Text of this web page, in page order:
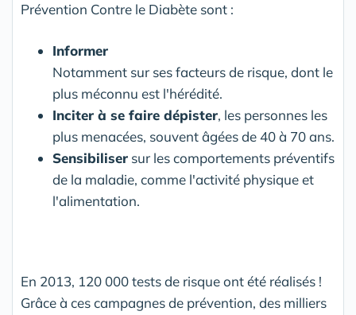
Prévention Contre le Diabète sont :
Informer
Notamment sur ses facteurs de risque, dont le
plus méconnu est l'hérédité.
Inciter à se faire dépister, les personnes les
plus menacées, souvent âgées de 40 à 70 ans.
Sensibiliser sur les comportements préventifs
de la maladie, comme l'activité physique et
l'alimentation.
En 2013, 120 000 tests de risque ont été réalisés !
Grâce à ces campagnes de prévention, des milliers